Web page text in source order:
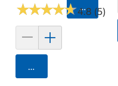
★★★★★
★★★★★4.8 (5)
Agregar
Agregar